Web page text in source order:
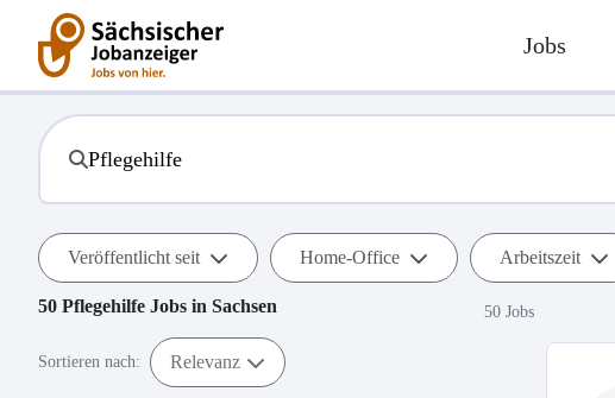
Jobs
Veröffentlicht seit Home-Office Arbeitszeit
50 Pflegehilfe Jobs in Sachsen 50 Jobs
Sortieren nach: Relevanz